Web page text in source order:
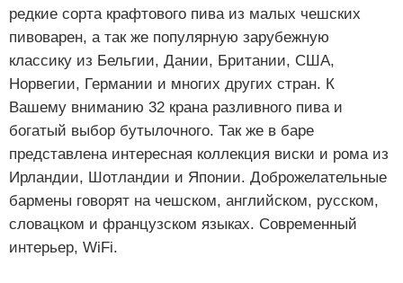
редкие сорта крафтового пива из малых чешских
пивоварен, а так же популярную зарубежную
классику из Бельгии, Дании, Британии, США,
Норвегии, Германии и многих других стран. К
Вашему вниманию 32 крана разливного пива и
богатый выбор бутылочного. Так же в баре
представлена интересная коллекция виски и рома из
Ирландии, Шотландии и Японии. Доброжелательные
бармены говорят на чешском, английском, русском,
словацком и французском языках. Современный
интерьер, WiFi.